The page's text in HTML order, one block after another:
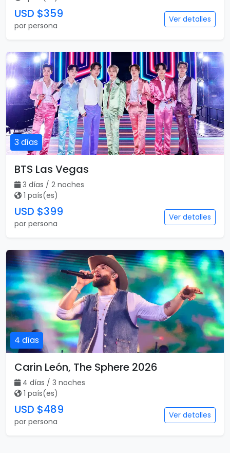
USD $359
por persona
Ver detalles
3 días
BTS Las Vegas
3 días / 2 noches
1 país(es)
USD $399
por persona
Ver detalles
4 días
Carin León, The Sphere 2026
4 días / 3 noches
1 país(es)
USD $489
por persona
Ver detalles